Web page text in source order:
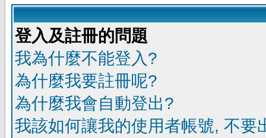
登入及註冊的問題
我為什麼不能登入?
為什麼我要註冊呢?
為什麼我會自動登出?
我該如何讓我的使用者帳號, 不要